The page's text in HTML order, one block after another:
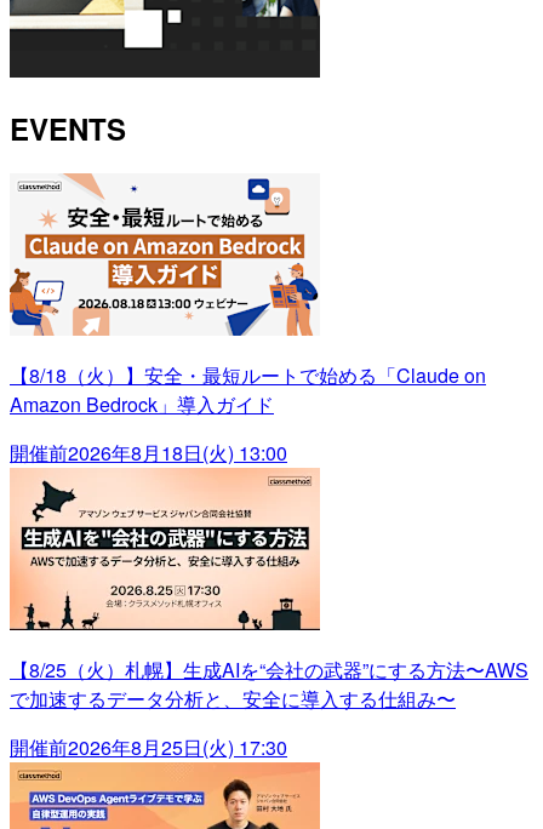
EVENTS
【8/18（火）】安全・最短ルートで始める「Claude on
Amazon Bedrock」導入ガイド
開催前2026年8月18日(火) 13:00
【8/25（火）札幌】生成AIを“会社の武器”にする方法〜AWS
で加速するデータ分析と、安全に導入する仕組み〜
開催前2026年8月25日(火) 17:30